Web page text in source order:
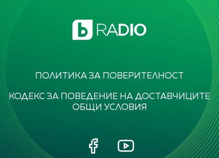
ПОЛИТИКА ЗА ПОВЕРИТЕЛНОСТ
КОДЕКС ЗА ПОВЕДЕНИЕ НА ДОСТАВЧИЦИТЕ
ОБЩИ УСЛОВИЯ